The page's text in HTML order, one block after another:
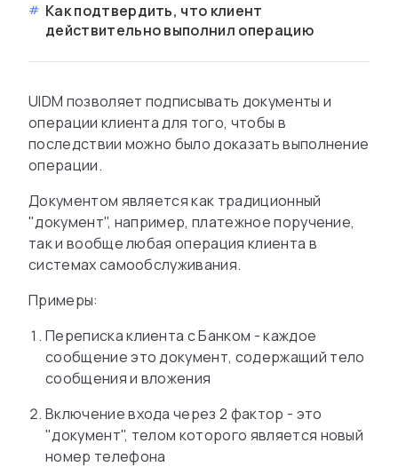
Как подтвердить, что клиент
действительно выполнил операцию
UIDM позволяет подписывать документы и
операции клиента для того, чтобы в
последствии можно было доказать выполнение
операции.
Документом является как традиционный
"документ", например, платежное поручение,
так и вообще любая операция клиента в
системах самообслуживания.
Примеры:
Переписка клиента с Банком - каждое
сообщение это документ, содержащий тело
сообщения и вложения
Включение входа через 2 фактор - это
"документ", телом которого является новый
номер телефона